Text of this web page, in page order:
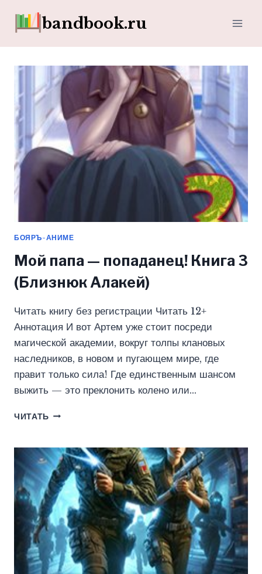
bandbook.ru
БОЯРЪ-АНИМЕ
Мой папа — попаданец! Книга 3
(Близнюк Алакей)
Читать книгу без регистрации Читать 12+
Аннотация И вот Артем уже стоит посреди
магической академии, вокруг толпы клановых
наследников, в новом и пугающем мире, где
правит только сила! Где единственным шансом
выжить — это преклонить колено или…
ЧИТАТЬ МОЙ
ПОПАДАНЕЦ!
КНИГА
3
(БЛИЗНЮК
АЛАКЕЙ)